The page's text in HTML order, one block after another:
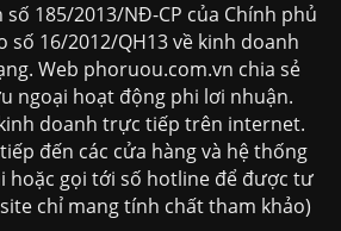
185/2013/NĐ-CP của Chính phủ
số 16/2012/QH13 về kinh doanh
Web phoruou.com.vn chia sẻ
ngoại hoạt động phi lơi nhuận.
doanh trực tiếp trên internet.
đến các cửa hàng và hệ thống
hoặc gọi tới số hotline để được tư
chỉ mang tính chất tham khảo)